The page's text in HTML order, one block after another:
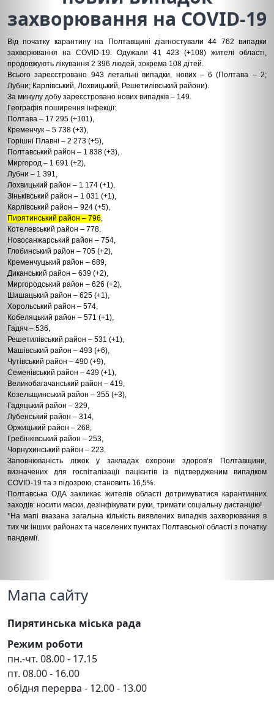
захворювання на COVID-19
Від початку карантину на Полтавщині діагностували 44 762 випадки
захворювання на COVID-19. Одужали 41 423 (+108) жителі області,
продовжують лікування 2 396 людей, зокрема 108 дітей.
Всього зареєстровано 943 летальні випадки, нових – 6 (Полтава – 2;
Лубни; Карлівський, Лохвицький, Решетилівський райони).
За минулу добу зареєстровано нових випадків – 149.
Географія поширення інфекції:
Полтава – 17 295 (+101),
Кременчук – 5 738 (+3),
Горішні Плавні – 2 273 (+5),
Полтавський район – 1 838 (+3),
Миргород – 1 691 (+2),
Лубни – 1 391,
Лохвицький район – 1 174 (+1),
Зіньківський район – 1 031 (+1),
Карлівський район – 924 (+5),
Пирятинський район – 796,
Котелевський район – 778,
Новосанжарський район – 754,
Глобинський район – 705 (+2),
Кременчуцький район – 689,
Диканський район – 639 (+2),
Миргородський район – 626 (+2),
Шишацький район – 625 (+1),
Хорольський район – 574,
Кобеляцький район – 571 (+1),
Гадяч – 536,
Решетилівський район – 531 (+1),
Машівський район – 493 (+6),
Чутівський район – 490 (+9),
Семенівський район – 439 (+1),
Великобагачанський район – 419,
Козельщинський район – 355 (+3),
Гадяцький район – 329,
Лубенський район – 314,
Оржицький район – 268,
Гребінківський район – 253,
Чорнухинський район – 223.
Заповнюваність ліжок у закладах охорони здоров’я Полтавщини,
визначених для госпіталізації пацієнтів із підтвердженим випадком
COVID-19 та з підозрою, становить 16,5%.
Полтавська ОДА закликає жителів області дотримуватися карантинних
заходів: носити маски, дезінфікувати руки, тримати соціальну дистанцію!
*На мапі вказана загальна кількість виявлених випадків захворювання в
тих чи інших районах та населених пунктах Полтавської області з початку
пандемії.
Мапа сайту
Пирятинська міська рада
Режим роботи
пн.-чт. 08.00 - 17.15
пт. 08.00 - 16.00
обідня перерва - 12.00 - 13.00